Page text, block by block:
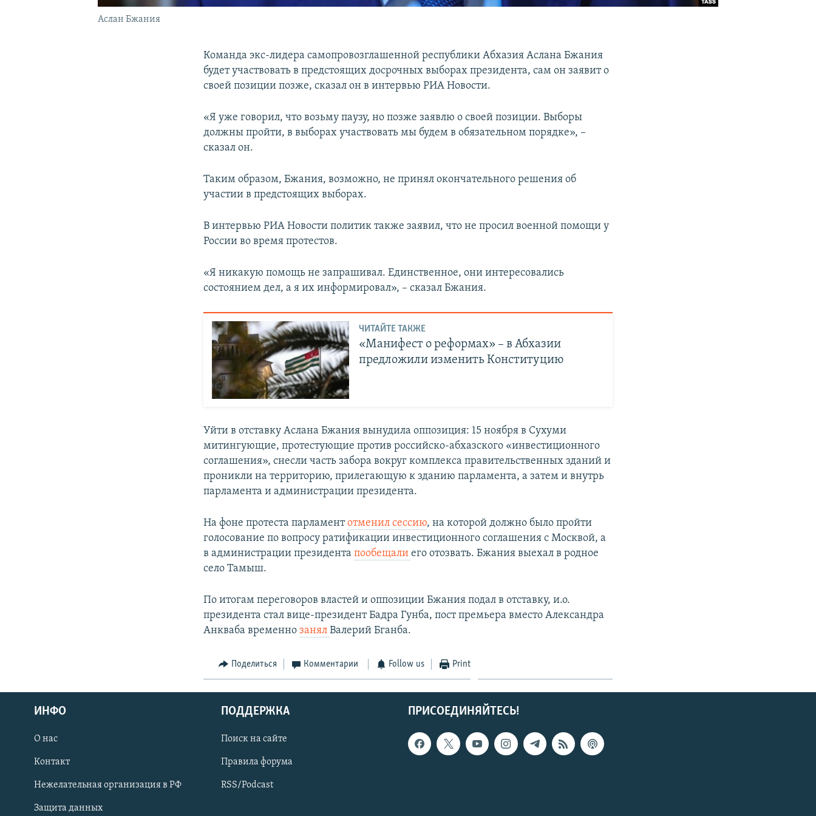
ПРИСОЕДИНЯЙТЕСЬ!
Аслан Бжания
Команда экс-лидера самопровозглашенной республики Абхазия Аслана Бжания
будет участвовать в предстоящих досрочных выборах президента, сам он заявит о
своей позиции позже, сказал он в интервью РИА Новости.
«Я уже говорил, что возьму паузу, но позже заявлю о своей позиции. Выборы
должны пройти, в выборах участвовать мы будем в обязательном порядке», –
сказал он.
Таким образом, Бжания, возможно, не принял окончательного решения об
участии в предстоящих выборах.
В интервью РИА Новости политик также заявил, что не просил военной помощи у
России во время протестов.
«Я никакую помощь не запрашивал. Единственное, они интересовались
состоянием дел, а я их информировал», – сказал Бжания.
ЧИТАЙТЕ ТАКЖЕ
«Манифест о реформах» – в Абхазии
предложили изменить Конституцию
Уйти в отставку Аслана Бжания вынудила оппозиция: 15 ноября в Сухуми
митингующие, протестующие против российско-абхазского «инвестиционного
соглашения», снесли часть забора вокруг комплекса правительственных зданий и
проникли на территорию, прилегающую к зданию парламента, а затем и внутрь
парламента и администрации президента.
На фоне протеста парламентотменил сессию, на которой должно было пройти
голосование по вопросу ратификации инвестиционного соглашения с Москвой, а
в администрации президентапообещалиего отозвать. Бжания выехал в родное
село Тамыш.
По итогам переговоров властей и оппозиции Бжания подал в отставку, и.о.
президента стал вице-президент Бадра Гунба, пост премьера вместо Александра
Анкваба временнозанялВалерий Бганба.
Поделиться Комментарии Follow us Print
ПРИСОЕДИНЯЙТЕСЬ!
ИНФО
О нас
Контакт
Нежелательная организация в РФ
Защита данных
ПОДДЕРЖКА
Поиск на сайте
Правила форума
RSS/Podcast